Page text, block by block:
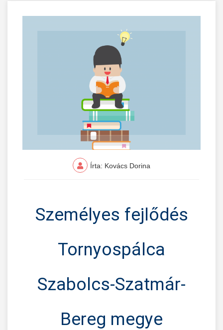
Írta: Kovács Dorina
Személyes fejlődés
Tornyospálca
Szabolcs-Szatmár-
Bereg megye